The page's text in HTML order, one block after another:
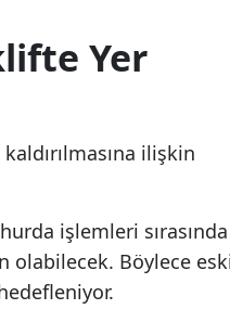
Yer
ilişkin
işlemleri sırasında
olabilecek. Böylece